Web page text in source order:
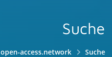
Suche
open-access.network Suche